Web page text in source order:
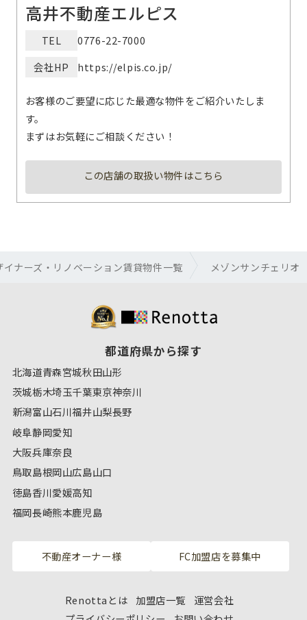
高井不動産エルピス
TEL
0776-22-7000
会社HP
https://elpis.co.jp/
お客様のご要望に応じた最適な物件をご紹介いたしま
す。
まずはお気軽にご相談ください！
この店舗の取扱い物件はこちら
イナーズ・リノベーション賃貸物件一覧 メゾンサンチェリオ
都道府県から探す
北海道青森宮城秋田山形
茨城栃木埼玉千葉東京神奈川
新潟富山石川福井山梨長野
岐阜静岡愛知
大阪兵庫奈良
鳥取島根岡山広島山口
徳島香川愛媛高知
福岡長崎熊本鹿児島
不動産オーナー様 FC加盟店を募集中
Renottaとは 加盟店一覧
運営会社